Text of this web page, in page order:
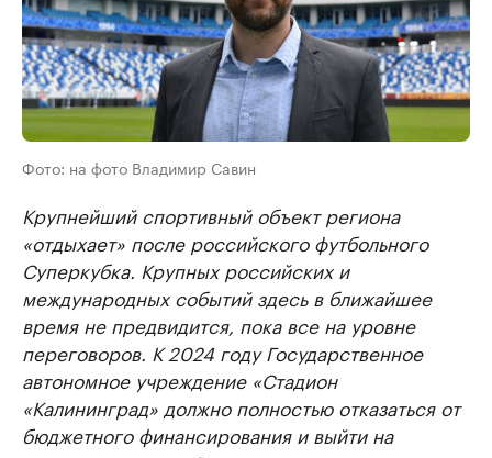
Фото: на фото Владимир Савин
Крупнейший спортивный объект региона
«отдыхает» после российского футбольного
Суперкубка. Крупных российских и
международных событий здесь в ближайшее
время не предвидится, пока все на уровне
переговоров. К 2024 году Государственное
автономное учреждение «Стадион
«Калининград» должно полностью отказаться от
бюджетного финансирования и выйти на